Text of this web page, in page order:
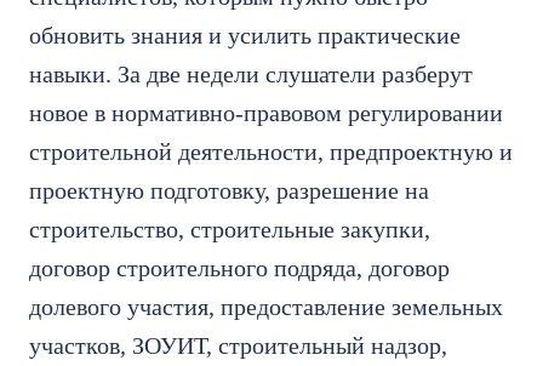
обновить знания и усилить практические
навыки. За две недели слушатели разберут
новое в нормативно-правовом регулировании
строительной деятельности, предпроектную и
проектную подготовку, разрешение на
строительство, строительные закупки,
договор строительного подряда, договор
долевого участия, предоставление земельных
участков, ЗОУИТ, строительный надзор,